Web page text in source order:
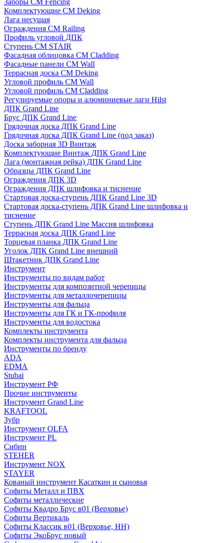
Заборы CM Fencing
Комплектующие CM Deking
Лага несущая
Ограждения CM Railing
Профиль угловой ДПК
Ступень CM STAIR
Фасадная облицовка CM Cladding
Фасадные панели CM Wall
Террасная доска CM Deking
Угловой профиль CM Wall
Угловой профиль CM Cladding
Регулируемые опоры и алюминиевые лаги Hilst
ДПК Grand Line
Брус ДПК Grand Line
Грядочная доска ДПК Grand Line
Грядочная доска ДПК Grand Line (под заказ)
Доска заборная 3D Винтаж
Комплектующие Винтаж ДПК Grand Line
Лага (монтажная рейка) ДПК Grand Line
Образцы ДПК Grand Line
Ограждения ДПК 3D
Ограждения ДПК шлифовка и тиснение
Стартовая доска-ступень ДПК Grand Line 3D
Стартовая доска-ступень ДПК Grand Line шлифовка и
тиснение
Ступень ДПК Grand Line Массив шлифовка
Террасная доска ДПК Grand Line
Торцевая планка ДПК Grand Line
Уголок ДПК Grand Line внешний
Штакетник ДПК Grand Line
Инструмент
Инструменты по видам работ
Инструменты для композитной черепицы
Инструменты для металлочерепицы
Инструменты для фальца
Инструменты для ГК и ГК-профиля
Инструменты для водостока
Комплекты инструмента
Комплекты инструмента для фальца
Инструменты по бренду
ADA
EDMA
Stubai
Инструмент РФ
Прочие инструменты
Инструмент Grand Line
KRAFTOOL
Зубр
Инструмент OLFA
Инструмент PL
Сибин
STEHER
Инструмент NOX
STAYER
Кованый инструмент Касаткин и сыновья
Софиты Металл и ПВХ
Софиты металлические
Софиты Квадро Брус в01 (Верховье)
Софиты Вертикаль
Софиты Классик в01 (Верховье, НН)
Софиты ЭкоБрус новый